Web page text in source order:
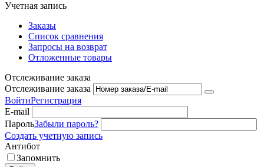
Учетная запись
Заказы
Список сравнения
Запросы на возврат
Отложенные товары
Отслеживание заказа
Отслеживание заказа
ВойтиРегистрация
E-mail
ПарольЗабыли пароль?
Создать учетную запись
Антибот
Запомнить